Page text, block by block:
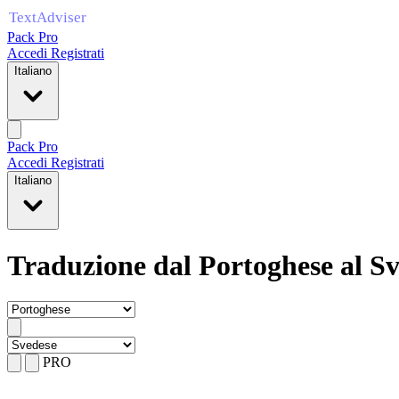
Pack Pro
Accedi Registrati
Italiano
Pack Pro
Accedi Registrati
Italiano
Traduzione dal Portoghese al
PRO